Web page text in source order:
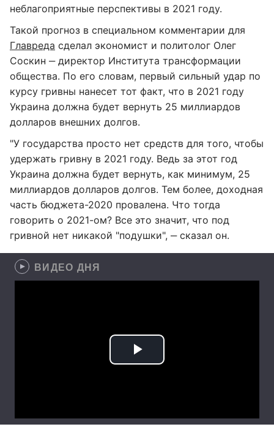
неблагоприятные перспективы в 2021 году.
Такой прогноз в специальном комментарии для
Главреда сделал экономист и политолог Олег
Соскин ‒ директор Института трансформации
общества. По его словам, первый сильный удар по
курсу гривны нанесет тот факт, что в 2021 году
Украина должна будет вернуть 25 миллиардов
долларов внешних долгов.
"У государства просто нет средств для того, чтобы
удержать гривну в 2021 году. Ведь за этот год
Украина должна будет вернуть, как минимум, 25
миллиардов долларов долгов. Тем более, доходная
часть бюджета-2020 провалена. Что тогда
говорить о 2021-ом? Все это значит, что под
гривной нет никакой "подушки", ‒ сказал он.
ВИДЕО ДНЯ